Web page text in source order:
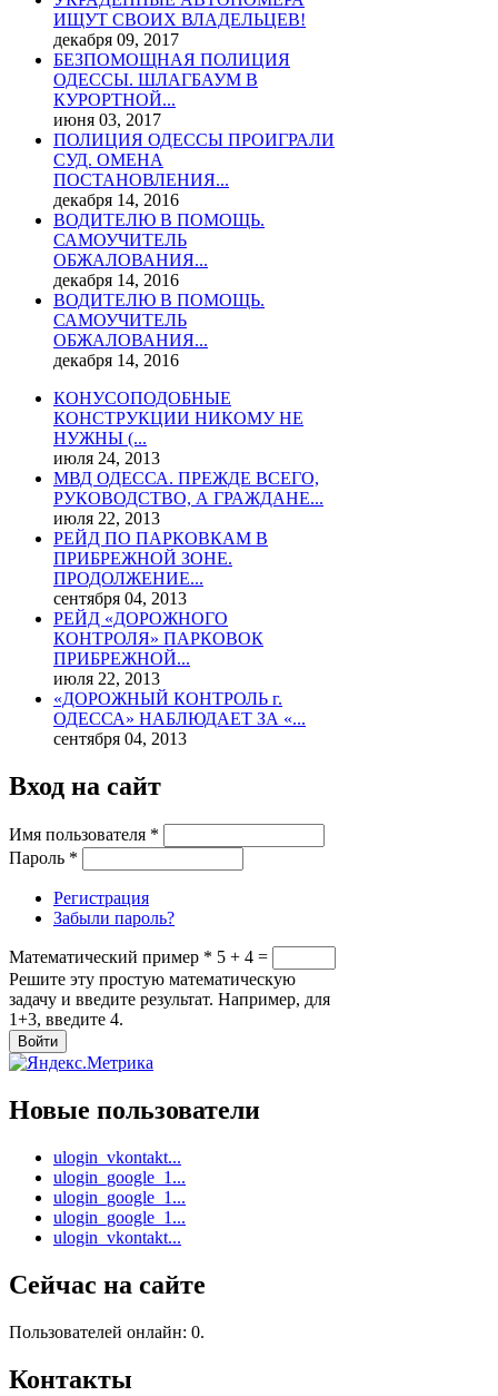
ИЩУТ СВОИХ ВЛАДЕЛЬЦЕВ!
декабря 09, 2017
БЕЗПОМОЩНАЯ ПОЛИЦИЯ
ОДЕССЫ. ШЛАГБАУМ В
КУРОРТНОЙ...
июня 03, 2017
ПОЛИЦИЯ ОДЕССЫ ПРОИГРАЛИ
СУД. ОМЕНА
ПОСТАНОВЛЕНИЯ...
декабря 14, 2016
ВОДИТЕЛЮ В ПОМОЩЬ.
САМОУЧИТЕЛЬ
ОБЖАЛОВАНИЯ...
декабря 14, 2016
ВОДИТЕЛЮ В ПОМОЩЬ.
САМОУЧИТЕЛЬ
ОБЖАЛОВАНИЯ...
декабря 14, 2016
КОНУСОПОДОБНЫЕ
КОНСТРУКЦИИ НИКОМУ НЕ
НУЖНЫ (...
июля 24, 2013
МВД ОДЕССА. ПРЕЖДЕ ВСЕГО,
РУКОВОДСТВО, А ГРАЖДАНЕ...
июля 22, 2013
РЕЙД ПО ПАРКОВКАМ В
ПРИБРЕЖНОЙ ЗОНЕ.
ПРОДОЛЖЕНИЕ...
сентября 04, 2013
РЕЙД «ДОРОЖНОГО
КОНТРОЛЯ» ПАРКОВОК
ПРИБРЕЖНОЙ...
июля 22, 2013
«ДОРОЖНЫЙ КОНТРОЛЬ г.
ОДЕССА» НАБЛЮДАЕТ ЗА «...
сентября 04, 2013
Вход на сайт
Имя пользователя *
Пароль *
Регистрация
Забыли пароль?
Математический пример * 5 + 4 =
Решите эту простую математическую
задачу и введите результат. Например, для
1+3, введите 4.
Новые пользователи
ulogin_vkontakt...
ulogin_google_1...
ulogin_google_1...
ulogin_google_1...
ulogin_vkontakt...
Сейчас на сайте
Пользователей онлайн: 0.
Контакты